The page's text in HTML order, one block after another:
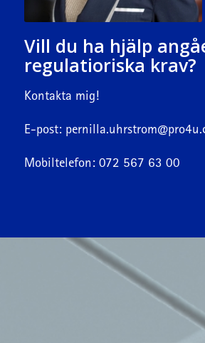
Vill du ha hjälp
regulatioriska krav?
Kontakta mig!
E-post:
Mobiltelefon: 072 567 63 00